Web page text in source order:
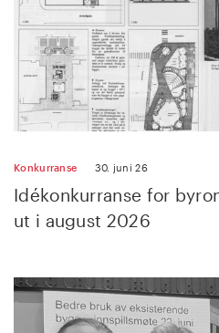
Konkurranse 30. juni 26
Idékonkurranse for
ut i august 2026